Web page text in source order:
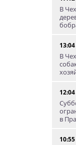
В
13:04
В
12:04
в
10:55